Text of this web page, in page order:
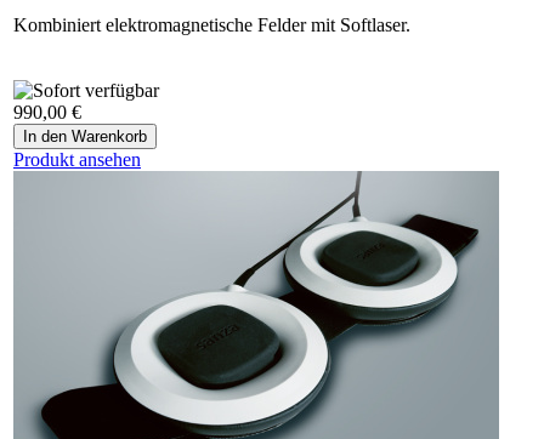
Kombiniert elektromagnetische Felder mit Softlaser.
990,00 €
Produkt ansehen